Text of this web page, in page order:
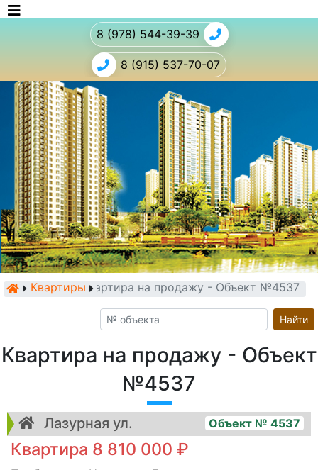
8 (978) 544-39-39
8 (915) 537-70-07
КвартирыКвартира на продажу - Объект №4537
Найти
Квартира на продажу - Объект
№4537
Лазурная ул. Объект № 4537
Квартира 8 810 000 ₽